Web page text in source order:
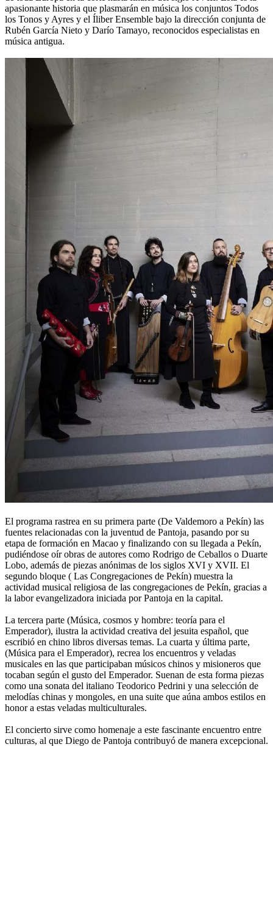
apasionante historia que plasmarán en música los conjuntos Todos
los Tonos y Ayres y el Íliber Ensemble bajo la dirección conjunta de
Rubén García Nieto y Darío Tamayo, reconocidos especialistas en
música antigua.
El programa rastrea en su primera parte (De Valdemoro a Pekín) las
fuentes relacionadas con la juventud de Pantoja, pasando por su
etapa de formación en Macao y finalizando con su llegada a Pekín,
pudiéndose oír obras de autores como Rodrigo de Ceballos o Duarte
Lobo, además de piezas anónimas de los siglos XVI y XVII. El
segundo bloque ( Las Congregaciones de Pekín) muestra la
actividad musical religiosa de las congregaciones de Pekín, gracias a
la labor evangelizadora iniciada por Pantoja en la capital.
La tercera parte (Música, cosmos y hombre: teoría para el
Emperador), ilustra la actividad creativa del jesuita español, que
escribió en chino libros diversas temas. La cuarta y última parte,
(Música para el Emperador), recrea los encuentros y veladas
musicales en las que participaban músicos chinos y misioneros que
tocaban según el gusto del Emperador. Suenan de esta forma piezas
como una sonata del italiano Teodorico Pedrini y una selección de
melodías chinas y mongoles, en una suite que aúna ambos estilos en
honor a estas veladas multiculturales.
El concierto sirve como homenaje a este fascinante encuentro entre
culturas, al que Diego de Pantoja contribuyó de manera excepcional.